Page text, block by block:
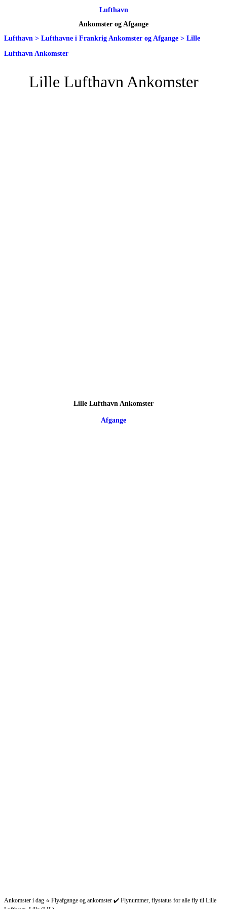
Lufthavn
Ankomster og Afgange
Lufthavn > Lufthavne i Frankrig Ankomster og Afgange > Lille
Lufthavn Ankomster
Lille Lufthavn Ankomster
Lille Lufthavn Ankomster
Afgange
Ankomster i dag ⭐ Flyafgange og ankomster ✔️ Flynummer, flystatus for alle fly til Lille